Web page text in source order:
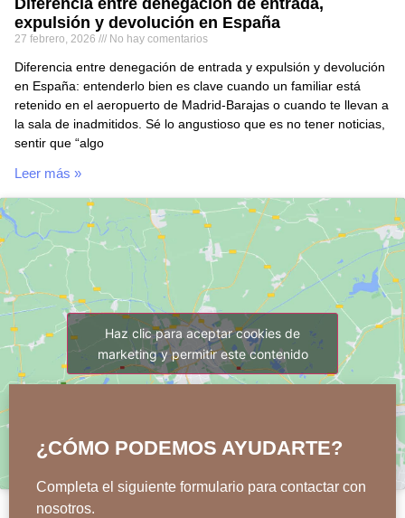
expulsión y devolución en España
27 febrero, 2026 No hay comentarios
Diferencia entre denegación de entrada y expulsión y devolución
en España: entenderlo bien es clave cuando un familiar está
retenido en el aeropuerto de Madrid-Barajas o cuando te llevan a
la sala de inadmitidos. Sé lo angustioso que es no tener noticias,
sentir que “algo
Leer más »
Haz clic para aceptar cookies de
marketing y permitir este contenido
¿CÓMO PODEMOS AYUDARTE?
Completa el siguiente formulario para contactar con
nosotros.